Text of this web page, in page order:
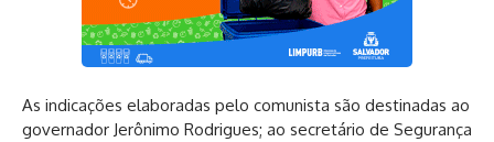
As indicações elaboradas pelo comunista são destinadas ao
governador Jerônimo Rodrigues; ao secretário de Segurança